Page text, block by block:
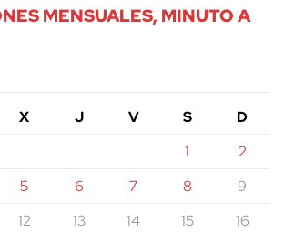
MENSUALES, MINUTO A
X J V S
D
1
2
5 6 7 8
9
12 13 14 15
16